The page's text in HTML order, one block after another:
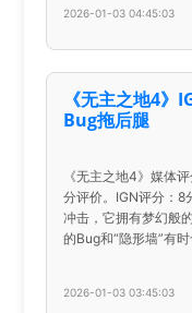
2026-01-03 04:45:03
《无主之地4》
Bug拖后腿
《无主之地4》媒体
分评价。IGN评分：8
冲击，它拥有梦幻般
的Bug和“隐形墙”有
2026-01-03 03:45:03